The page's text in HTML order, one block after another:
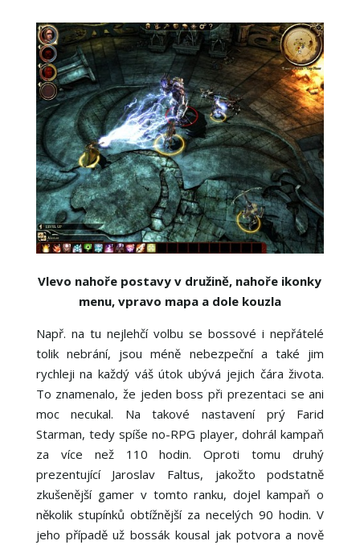
Vlevo nahoře postavy v družině, nahoře ikonky
menu, vpravo mapa a dole kouzla
Např. na tu nejlehčí volbu se bossové i nepřátelé
tolik nebrání, jsou méně nebezpeční a také jim
rychleji na každý váš útok ubývá jejich čára života.
To znamenalo, že jeden boss při prezentaci se ani
moc necukal. Na takové nastavení prý Farid
Starman, tedy spíše no-RPG player, dohrál kampaň
za více než 110 hodin. Oproti tomu druhý
prezentující Jaroslav Faltus, jakožto podstatně
zkušenější gamer v tomto ranku, dojel kampaň o
několik stupínků obtížnější za necelých 90 hodin. V
jeho případě už bossák kousal jak potvora a nově